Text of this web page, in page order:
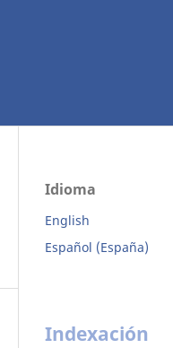
Idioma
English
Español (España)
Indexación